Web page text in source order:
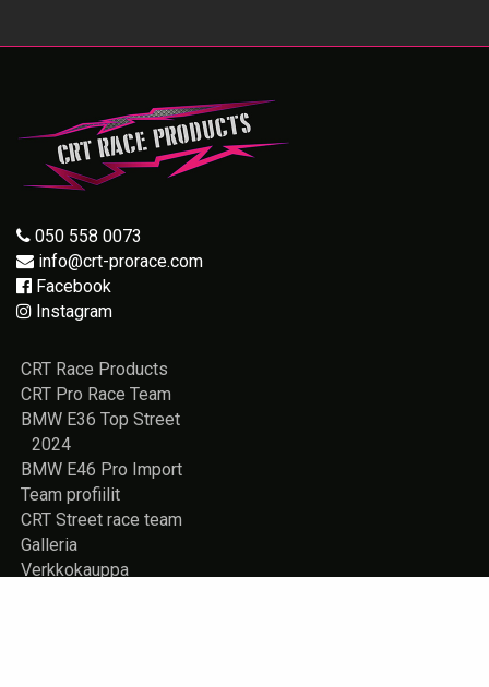
050 558 0073
info@crt-prorace.com
Facebook
Instagram
CRT Race Products
CRT Pro Race Team
BMW E36 Top Street
2024
BMW E46 Pro Import
Team profiilit
CRT Street race team
Galleria
Verkkokauppa